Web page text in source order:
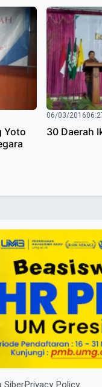
Yoto
06/03/2016
30 Daerah